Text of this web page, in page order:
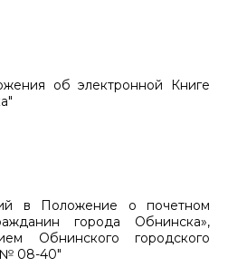
об электронной Книге
в Положение о почетном
города Обнинска»,
​​​​​​​Обнинского городского
№ 08-40"